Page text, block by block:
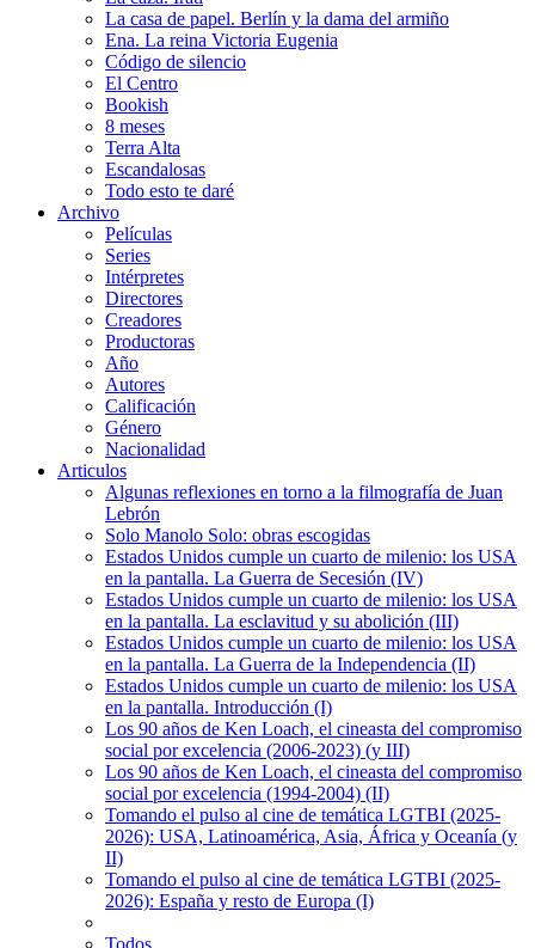
La casa de papel. Berlín y la dama del armiño
Ena. La reina Victoria Eugenia
Código de silencio
El Centro
Bookish
8 meses
Terra Alta
Escandalosas
Todo esto te daré
Archivo
Películas
Series
Intérpretes
Directores
Creadores
Productoras
Año
Autores
Calificación
Género
Nacionalidad
Articulos
Algunas reflexiones en torno a la filmografía de Juan
Lebrón
Solo Manolo Solo: obras escogidas
Estados Unidos cumple un cuarto de milenio: los USA
en la pantalla. La Guerra de Secesión (IV)
Estados Unidos cumple un cuarto de milenio: los USA
en la pantalla. La esclavitud y su abolición (III)
Estados Unidos cumple un cuarto de milenio: los USA
en la pantalla. La Guerra de la Independencia (II)
Estados Unidos cumple un cuarto de milenio: los USA
en la pantalla. Introducción (I)
Los 90 años de Ken Loach, el cineasta del compromiso
social por excelencia (2006-2023) (y III)
Los 90 años de Ken Loach, el cineasta del compromiso
social por excelencia (1994-2004) (II)
Tomando el pulso al cine de temática LGTBI (2025-
2026): USA, Latinoamérica, Asia, África y Oceanía (y
II)
Tomando el pulso al cine de temática LGTBI (2025-
2026): España y resto de Europa (I)